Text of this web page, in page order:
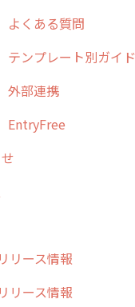
アル
位置情報取得について
問
よくある質問
テンプレート別ガイド
グ
外部連携
EntryFree
お知らせ
リース情報
リース情報